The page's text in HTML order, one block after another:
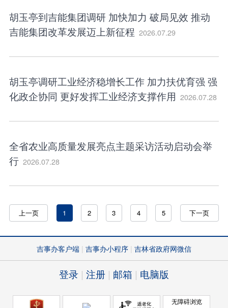
胡玉亭到吉能集团调研 加快加力 破局见效 推动
吉能集团改革发展迈上新征程 2026.07.29
胡玉亭调研工业经济稳增长工作 加力扶优育强 强
化政企协同 更好发挥工业经济支撑作用 2026.07.28
全省农业高质量发展亮点主题采访活动启动会举
行 2026.07.28
上一页 1 2 3 4 5 下一页
吉事办客户端 吉事办小程序 吉林省政府网微信
登录 注册 邮箱 电脑版
无障碍浏览